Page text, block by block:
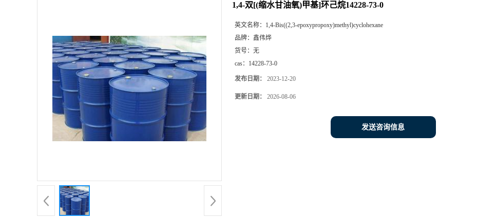
1,4-双[(缩水甘油氧)甲基]环己烷14228-73-0
英文名称： 1,4-Bis((2,3-epoxypropoxy)methyl)cyclohexane
品牌： 鑫伟烨
货号： 无
cas： 14228-73-0
发布日期： 2023-12-20
更新日期： 2026-08-06
发送咨询信息